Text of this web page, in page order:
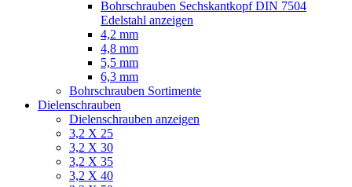
Bohrschrauben Sechskantkopf DIN 7504
Edelstahl anzeigen
4,2 mm
4,8 mm
5,5 mm
6,3 mm
Bohrschrauben Sortimente
Dielenschrauben
Dielenschrauben anzeigen
3,2 X 25
3,2 X 30
3,2 X 35
3,2 X 40